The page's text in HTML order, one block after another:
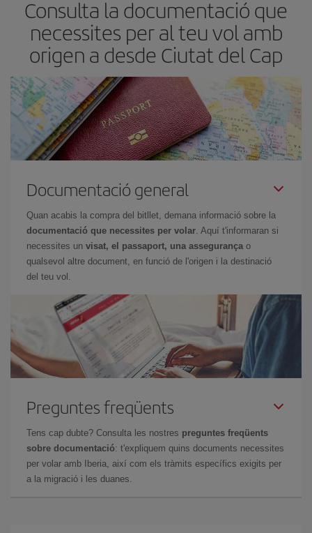
viatge, mira les nostres ofertes i deixa't inspirar: segur que trobes
el vol més barat.
Consulta la documentació que
necessites per al teu vol amb
origen a desde Ciutat del Cap
Documentació general
Quan acabis la compra del bitllet, demana informació sobre la
documentació que necessites per volar . Aquí t'informaran si
necessites un visat, el passaport, una assegurança o
qualsevol altre document, en funció de l'origen i la destinació
del teu vol.
Preguntes freqüents
Tens cap dubte? Consulta les nostres preguntes freqüents
sobre documentació: t'expliquem quins documents necessites
per volar amb Iberia, així com els tràmits específics exigits per
a la migració i les duanes.